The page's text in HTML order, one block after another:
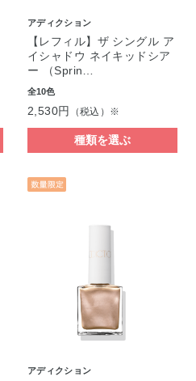
アディクション
【レフィル】ザ シングル ア
イシャドウ ネイキッドシア
ー （Sprin…
全10色
2,530円 （税込）※
種類を選ぶ
アディクション